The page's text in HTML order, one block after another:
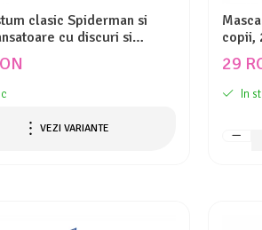
clasic Spiderman si
cu discuri si
burete copii
VEZI VARIANTE
copii,
29
In